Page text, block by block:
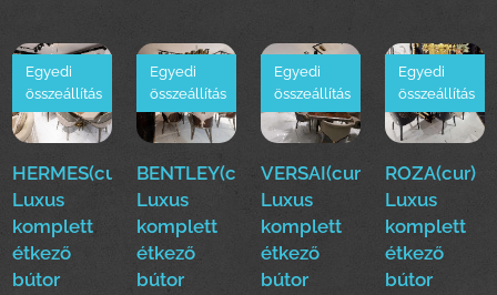
HERMES(cur)
Luxus
komplett
étkező
bútor
Egyedi
összeállítás
BENTLEY(cur)
Luxus
komplett
étkező
bútor
Egyedi
összeállítás
VERSAI(cur)
Luxus
komplett
étkező
bútor
Egyedi
összeállítás
ROZA(cur)
Luxus
komplett
étkező
bútor
Egyedi
összeállítás